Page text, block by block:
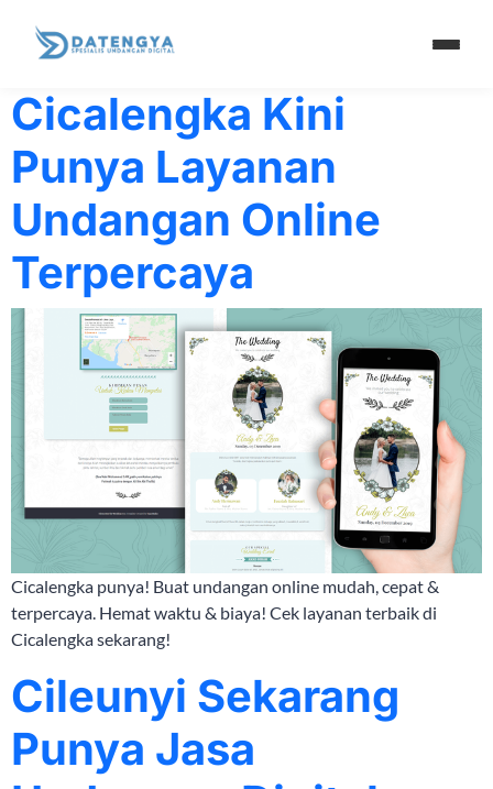
Tag:punya
Cicalengka Kini
Punya Layanan
Undangan Online
Terpercaya
Cicalengka punya! Buat undangan online mudah, cepat &
terpercaya. Hemat waktu & biaya! Cek layanan terbaik di
Cicalengka sekarang!
Cileunyi Sekarang
Punya Jasa